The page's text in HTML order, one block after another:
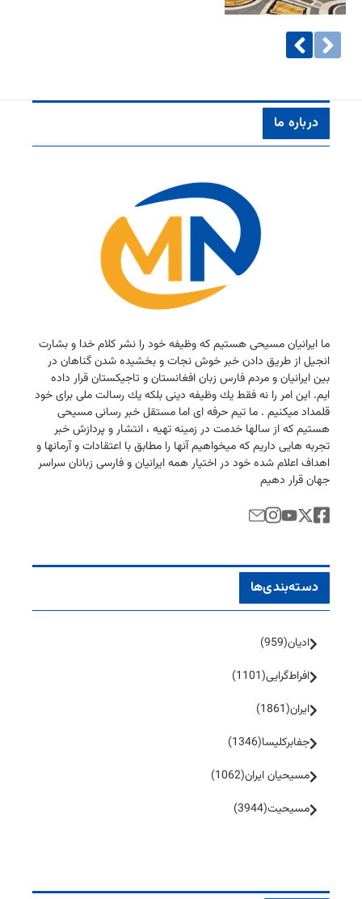
درباره ما
ما ایرانیان مسیحی هستیم كه وظیفه خود را نشر كلام خدا و بشارت
انجیل از طریق دادن خبر خوش نجات و بخشیده شدن گناهان در
بین ایرانیان و مردم فارس زبان افغانستان و تاجیكستان قرار داده
ایم. این امر را نه فقط یك وظیفه دینی بلكه یك رسالت ملی برای خود
قلمداد میكنیم . ما تیم حرفه ای اما مستقل خبر رسانی مسیحی
هستیم كه از سالها خدمت در زمینه تهیه ، انتشار و پردازش خبر
تجربه هایی داریم كه میخواهیم آنها را مطابق با اعتقادات و آرمانها و
اهداف اعلام شده خود در اختیار همه ایرانیان و فارسی زبانان سراسر
جهان قرار دهیم
دسته‌بندی‌ها
ادیان(959)
افراط‌گرایی(1101)
ایران(1861)
جفا‌بر‌کلیسا(1346)
مسیحیان ایران(1062)
مسیحیت(3944)